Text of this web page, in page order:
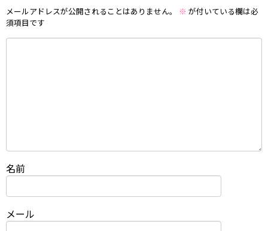
メールアドレスが公開されることはありません。 ※ が付いている欄は必
須項目です
名前
メール